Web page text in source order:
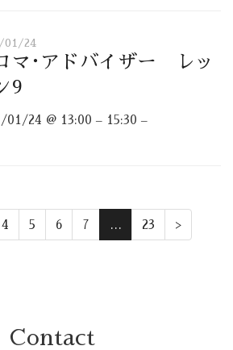
01/24
マ･アドバイザー レッ
9
01/24 @ 13:00 – 15:30 –
4 5 6 7 … 23 >
Contact